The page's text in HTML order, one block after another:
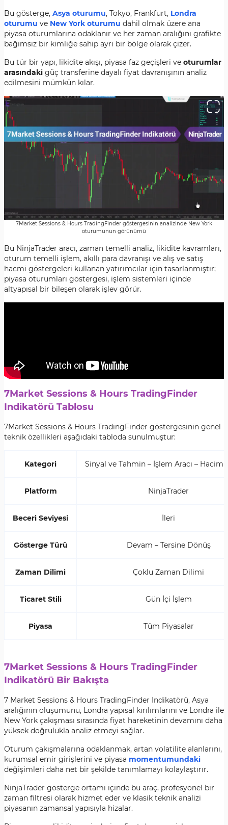
Bu gösterge, Asya oturumu, Tokyo, Frankfurt, Londra
oturumu ve New York oturumu dahil olmak üzere ana
piyasa oturumlarına odaklanır ve her zaman aralığını grafikte
bağımsız bir kimliğe sahip ayrı bir bölge olarak çizer.
Bu tür bir yapı, likidite akışı, piyasa faz geçişleri ve oturumlar
arasındaki güç transferine dayalı fiyat davranışının analiz
edilmesini mümkün kılar.
7Market Sessions & Hours TradingFinder göstergesinin analizinde New York
oturumunun görünümü
Bu NinjaTrader aracı, zaman temelli analiz, likidite kavramları,
oturum temelli işlem, akıllı para davranışı ve alış ve satış
hacmi göstergeleri kullanan yatırımcılar için tasarlanmıştır;
piyasa oturumları göstergesi, işlem sistemleri içinde
altyapısal bir bileşen olarak işlev görür.
7Market Sessions & Hours TradingFinder
Indikatörü Tablosu
7Market Sessions & Hours TradingFinder göstergesinin genel
teknik özellikleri aşağıdaki tabloda sunulmuştur:
Kategori Sinyal ve Tahmin – İşlem Aracı – Hacim
Platform NinjaTrader
Beceri Seviyesi İleri
Gösterge Türü Devam – Tersine Dönüş
Zaman Dilimi Çoklu Zaman Dilimi
Ticaret Stili Gün İçi İşlem
Piyasa Tüm Piyasalar
7Market Sessions & Hours TradingFinder
Indikatörü Bir Bakışta
7 Market Sessions & Hours TradingFinder Indikatörü, Asya
aralığının oluşumunu, Londra yapısal kırılımlarını ve Londra ile
New York çakışması sırasında fiyat hareketinin devamını daha
yüksek doğrulukla analiz etmeyi sağlar.
Oturum çakışmalarına odaklanmak, artan volatilite alanlarını,
kurumsal emir girişlerini ve piyasa momentumundaki
değişimleri daha net bir şekilde tanımlamayı kolaylaştırır.
NinjaTrader gösterge ortamı içinde bu araç, profesyonel bir
zaman filtresi olarak hizmet eder ve klasik teknik analizi
piyasanın zamansal yapısıyla hizalar.